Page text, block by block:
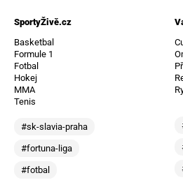
SportyŽivě.cz
Basketbal
Formule 1
Fotbal
Hokej
MMA
Tenis
#sk-slavia-praha
#fortuna-liga
#fotbal